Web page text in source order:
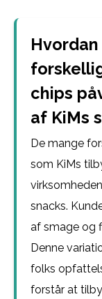
chips
af KiMs
De mange
som KiMs
snacks.
af smage og
Denne
folks
forstår at